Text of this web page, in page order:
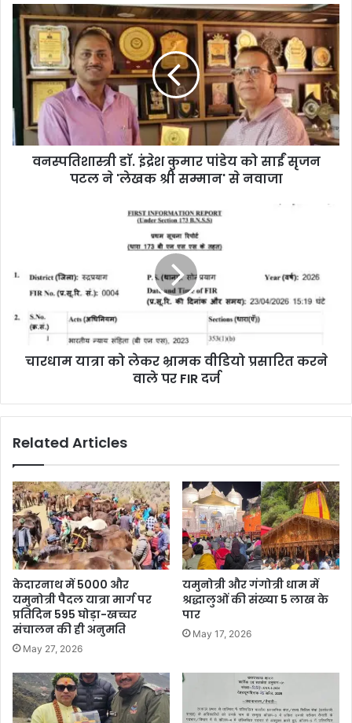
वनस्पतिशास्त्री डाॅ. इंद्रेश कुमार पांडेय को साईं सृजन
पटल ने 'लेखक श्री सम्मान' से नवाजा
चारधाम यात्रा को लेकर भ्रामक वीडियो प्रसारित करने
वाले पर FIR दर्ज
Related Articles
केदारनाथ में 5000 और
यमुनोत्री पैदल यात्रा मार्ग पर
प्रतिदिन 595 घोड़ा-खच्चर
संचालन की ही अनुमति
May 27, 2026
यमुनोत्री और गंगोत्री धाम में
श्रद्धालुओं की संख्या 5 लाख के
पार
May 17, 2026